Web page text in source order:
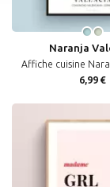
Naranja
Affiche cuisine
6,99 €